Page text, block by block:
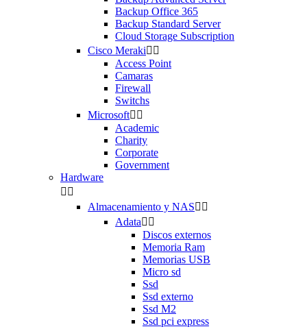
Backup Office 365
Backup Standard Server
Cloud Storage Subscription
Cisco Meraki 
Access Point
Camaras
Firewall
Switchs
Microsoft 
Academic
Charity
Corporate
Government
Hardware
 
Almacenamiento y NAS 
Adata 
Discos externos
Memoria Ram
Memorias USB
Micro sd
Ssd
Ssd externo
Ssd M2
Ssd pci express